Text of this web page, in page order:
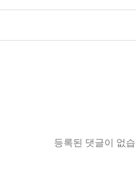
등록된 댓글이 없